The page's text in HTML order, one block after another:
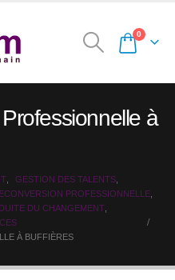
0
à
GESTION DES TALENTS
PROFESSIONNELLE
DU CHANGEMENT
À BUFFIÈRES